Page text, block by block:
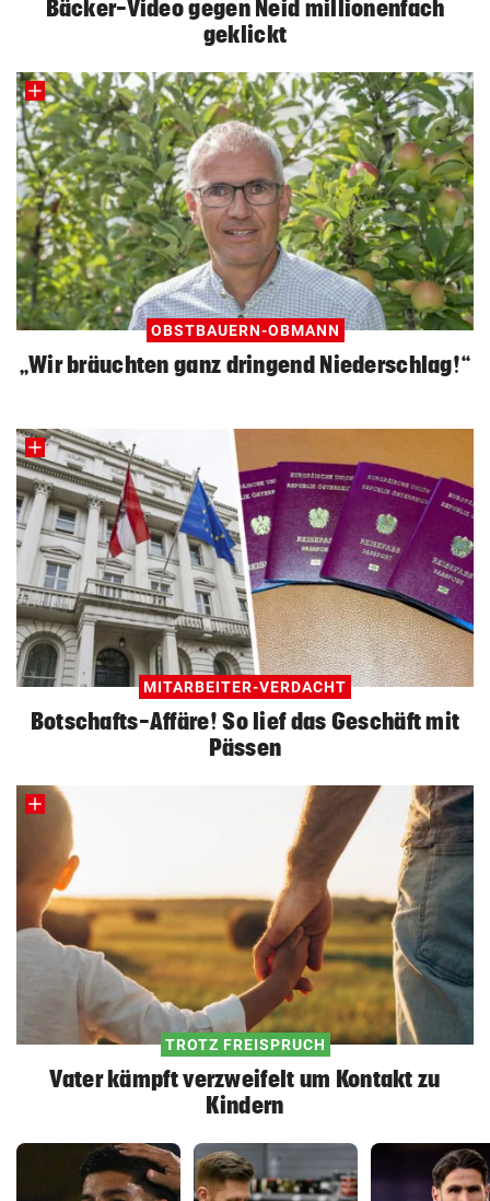
Bäcker-Video gegen Neid millionenfach
geklickt
OBSTBAUERN-OBMANN
„Wir bräuchten ganz dringend Niederschlag!“
MITARBEITER-VERDACHT
Botschafts-Affäre! So lief das Geschäft mit
Pässen
TROTZ FREISPRUCH
Vater kämpft verzweifelt um Kontakt zu
Kindern